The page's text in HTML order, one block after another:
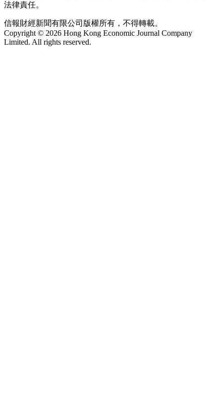
法律責任。
信報財經新聞有限公司版權所有，不得轉載。
Copyright © 2026 Hong Kong Economic Journal Company
Limited. All rights reserved.